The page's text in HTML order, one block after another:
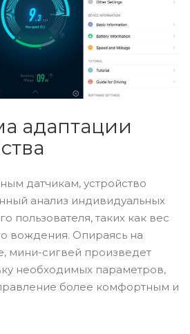
адаптации
датчикам, устройство
анализ индивидуальных
пользователя, таких как вес
вождения. Опираясь на
мини-сигвей произведет
необходимых параметров,
более комфортным и